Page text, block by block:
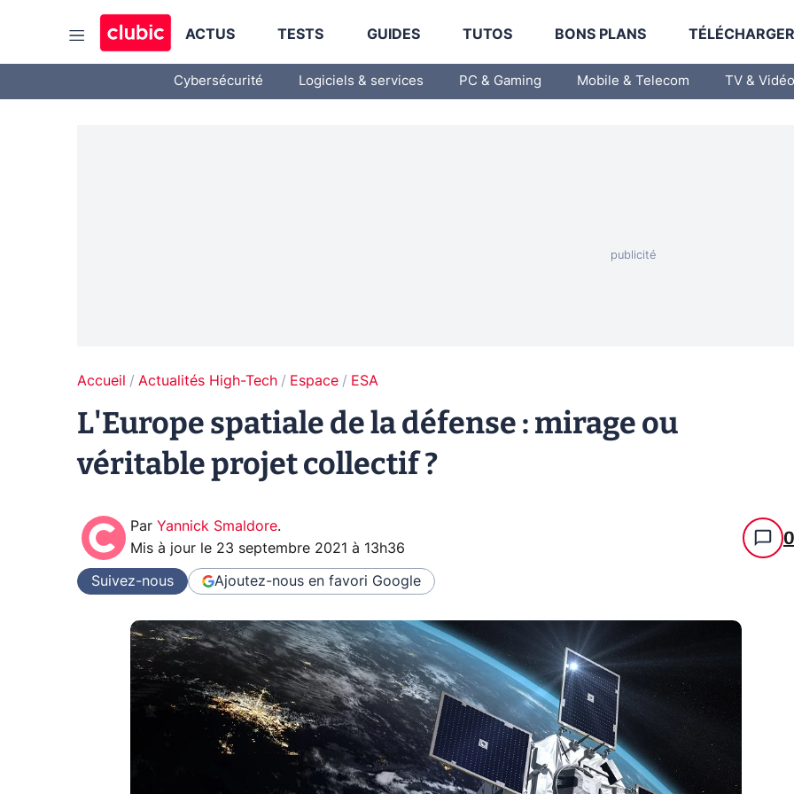
ACTUS TESTS GUIDES TUTOS BONS PLANS
Cybersécurité Logiciels & services PC & Gaming Mobile & Telecom TV & Vidéo
Accueil Actualités High-Tech Espace ESA
L'Europe spatiale de la défense : mirage ou
véritable projet collectif ?
Par Yannick Smaldore.
Mis à jour le 23 septembre 2021 à 13h36 0
Suivez-nous Ajoutez-nous en favori Google